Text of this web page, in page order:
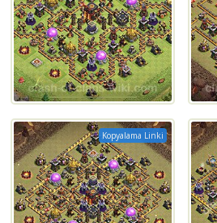
Kopyalama Linki